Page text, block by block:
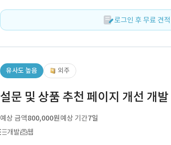
로그인 후 무료 견
유사도 높음 외주
설문 및 상품 추천 페이지 개선 개발
예상 금액800,000원예상 기간7일
개발
웹